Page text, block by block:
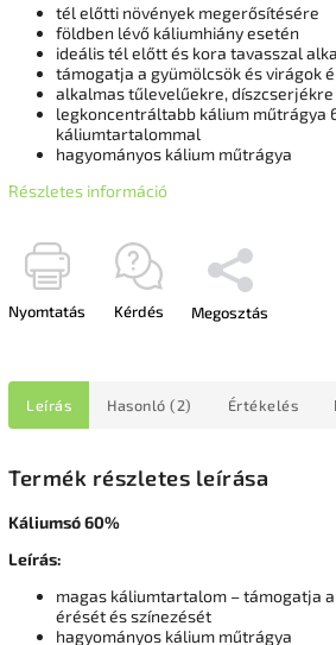
tél előtti növények megerősítésére
földben lévő káliumhiány esetén
ideális tél előtt és kora tavasszal
támogatja a gyümölcsök és virágok
alkalmas tűlevelűekre,
legkoncentráltabb kálium műtrágya
káliumtartalommal
hagyományos kálium műtrágya
Részletes információ
Nyomtatás Kérdés Megosztás
Leírás Hasonló (2) Értékelés
Termék részletes leírása
Káliumsó 60%
Leírás:
magas káliumtartalom – támogatja
érését és színezését
hagyományos kálium műtrágya